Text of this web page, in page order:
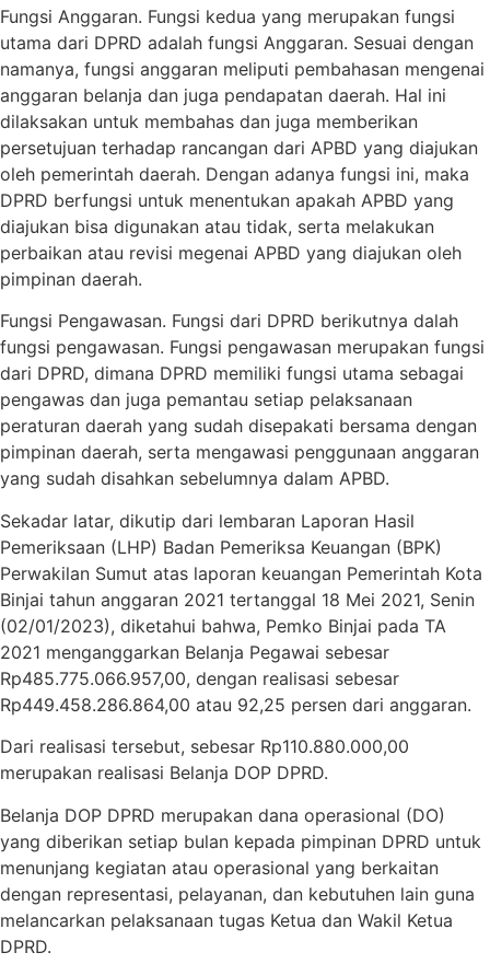
Fungsi Anggaran. Fungsi kedua yang merupakan fungsi
utama dari DPRD adalah fungsi Anggaran. Sesuai dengan
namanya, fungsi anggaran meliputi pembahasan mengenai
anggaran belanja dan juga pendapatan daerah. Hal ini
dilaksakan untuk membahas dan juga memberikan
persetujuan terhadap rancangan dari APBD yang diajukan
oleh pemerintah daerah. Dengan adanya fungsi ini, maka
DPRD berfungsi untuk menentukan apakah APBD yang
diajukan bisa digunakan atau tidak, serta melakukan
perbaikan atau revisi megenai APBD yang diajukan oleh
pimpinan daerah.
Fungsi Pengawasan. Fungsi dari DPRD berikutnya dalah
fungsi pengawasan. Fungsi pengawasan merupakan fungsi
dari DPRD, dimana DPRD memiliki fungsi utama sebagai
pengawas dan juga pemantau setiap pelaksanaan
peraturan daerah yang sudah disepakati bersama dengan
pimpinan daerah, serta mengawasi penggunaan anggaran
yang sudah disahkan sebelumnya dalam APBD.
Sekadar latar, dikutip dari lembaran Laporan Hasil
Pemeriksaan (LHP) Badan Pemeriksa Keuangan (BPK)
Perwakilan Sumut atas laporan keuangan Pemerintah Kota
Binjai tahun anggaran 2021 tertanggal 18 Mei 2021, Senin
(02/01/2023), diketahui bahwa, Pemko Binjai pada TA
2021 menganggarkan Belanja Pegawai sebesar
Rp485.775.066.957,00, dengan realisasi sebesar
Rp449.458.286.864,00 atau 92,25 persen dari anggaran.
Dari realisasi tersebut, sebesar Rp110.880.000,00
merupakan realisasi Belanja DOP DPRD.
Belanja DOP DPRD merupakan dana operasional (DO)
yang diberikan setiap bulan kepada pimpinan DPRD untuk
menunjang kegiatan atau operasional yang berkaitan
dengan representasi, pelayanan, dan kebutuhen lain guna
melancarkan pelaksanaan tugas Ketua dan Wakil Ketua
DPRD.